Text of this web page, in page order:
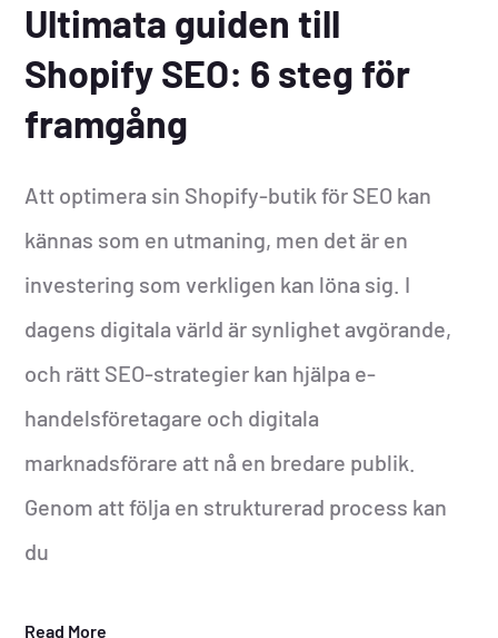
Ultimata guiden till
Shopify SEO: 6 steg för
framgång
Att optimera sin Shopify-butik för SEO kan
kännas som en utmaning, men det är en
investering som verkligen kan löna sig. I
dagens digitala värld är synlighet avgörande,
och rätt SEO-strategier kan hjälpa e-
handelsföretagare och digitala
marknadsförare att nå en bredare publik.
Genom att följa en strukturerad process kan
du
Read More